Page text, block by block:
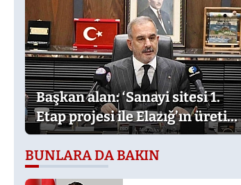
Başkan alan: ‘Sanayi sitesi 1.
Etap projesi ile Elazığ’ın üretim
gücü daha da artacak’
BUNLARA DA BAKIN